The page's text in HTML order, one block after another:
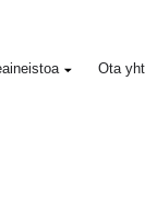
Ota